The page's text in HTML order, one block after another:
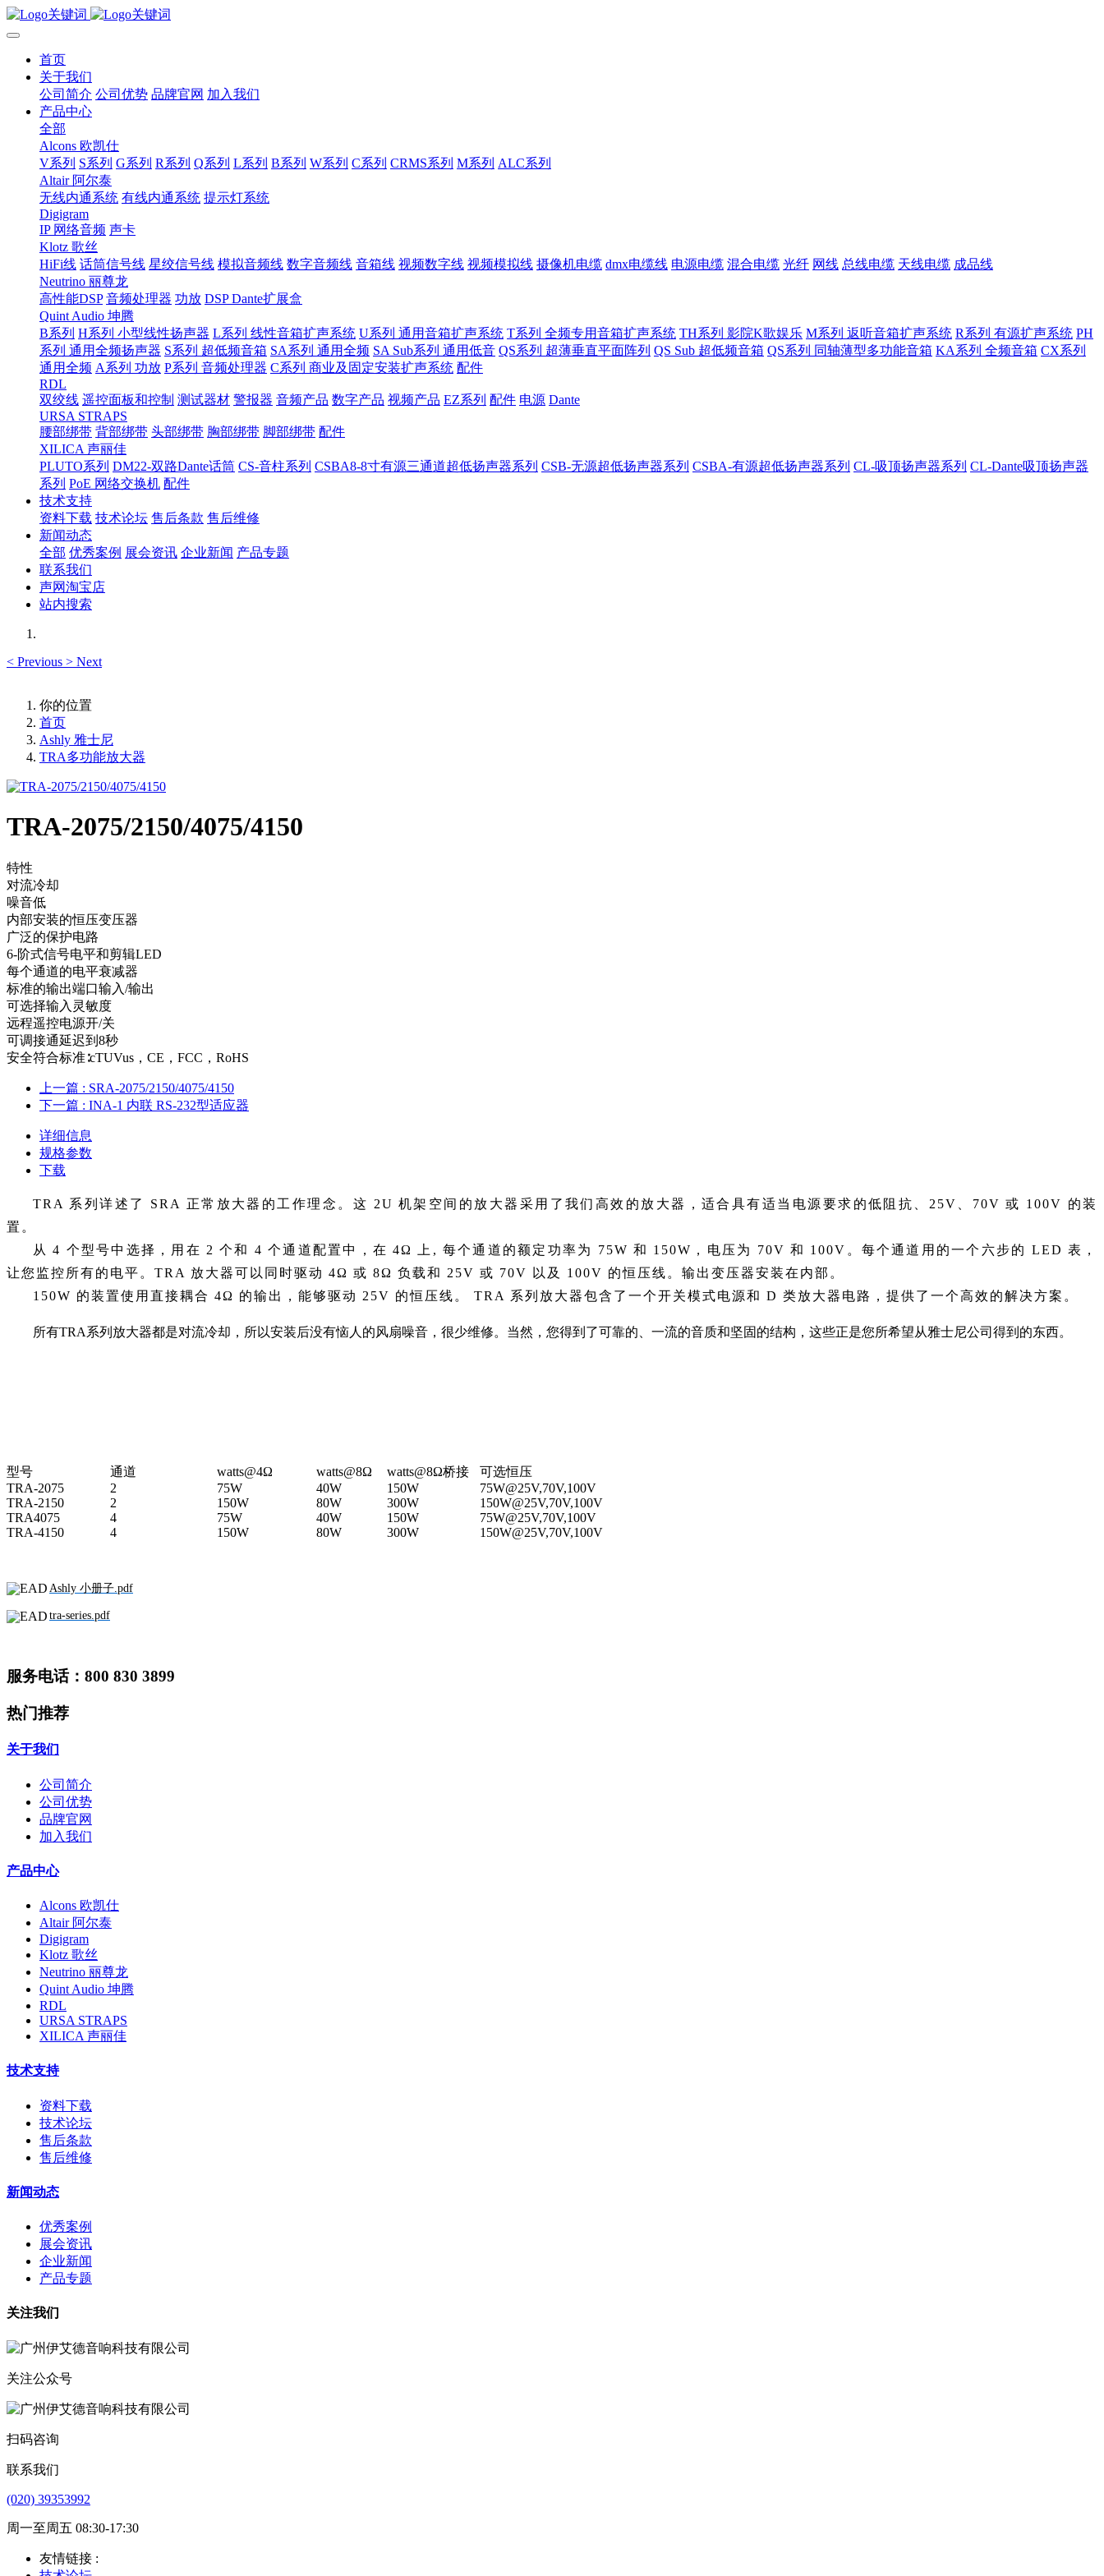
首页
关于我们
公司简介 公司优势 品牌官网 加入我们
产品中心
全部
Alcons 欧凯仕
V系列 S系列 G系列 R系列 Q系列 L系列 B系列 W系列 C系列 CRMS系列 M系列 ALC系列
Altair 阿尔泰
无线内通系统 有线内通系统 提示灯系统
Digigram
IP 网络音频 声卡
Klotz 歌丝
HiFi线 话筒信号线 星绞信号线 模拟音频线 数字音频线 音箱线 视频数字线 视频模拟线 摄像机电缆 dmx电缆线 电源电缆 混合电缆 光纤 网线 总线电缆 天线电缆 成品线
Neutrino 丽尊龙
高性能DSP 音频处理器 功放 DSP Dante扩展盒
Quint Audio 坤腾
B系列 H系列 小型线性扬声器 L系列 线性音箱扩声系统 U系列 通用音箱扩声系统 T系列 全频专用音箱扩声系统 TH系列 影院K歌娱乐 M系列 返听音箱扩声系统 R系列 有源扩声系统 PH
系列 通用全频扬声器 S系列 超低频音箱 SA系列 通用全频 SA Sub系列 通用低音 QS系列 超薄垂直平面阵列 QS Sub 超低频音箱 QS系列 同轴薄型多功能音箱 KA系列 全频音箱 CX系列
通用全频 A系列 功放 P系列 音频处理器 C系列 商业及固定安装扩声系统 配件
RDL
双绞线 遥控面板和控制 测试器材 警报器 音频产品 数字产品 视频产品 EZ系列 配件 电源 Dante
URSA STRAPS
腰部绑带 背部绑带 头部绑带 胸部绑带 脚部绑带 配件
XILICA 声丽佳
PLUTO系列 DM22-双路Dante话筒 CS-音柱系列 CSBA8-8寸有源三通道超低扬声器系列 CSB-无源超低扬声器系列 CSBA-有源超低扬声器系列 CL-吸顶扬声器系列 CL-Dante吸顶扬声器
系列 PoE 网络交换机 配件
技术支持
资料下载 技术论坛 售后条款 售后维修
新闻动态
全部 优秀案例 展会资讯 企业新闻 产品专题
联系我们
声网淘宝店
站内搜索
< Previous > Next
你的位置
首页
Ashly 雅士尼
TRA多功能放大器
TRA-2075/2150/4075/4150
特性
对流冷却
噪音低
内部安装的恒压变压器
广泛的保护电路
6-阶式信号电平和剪辑LED
每个通道的电平衰减器
标准的输出端口输入/输出
可选择输入灵敏度
远程遥控电源开/关
可调接通延迟到8秒
安全符合标准∶cTUVus，CE，FCC，RoHS
上一篇 : SRA-2075/2150/4075/4150
下一篇 : INA-1 内联 RS-232型适应器
详细信息
规格参数
下载
TRA 系列详述了 SRA 正常放大器的工作理念。这 2U 机架空间的放大器采用了我们高效的放大器，适合具有适当电源要求的低阻抗、25V、70V 或 100V 的装
置。
从 4 个型号中选择，用在 2 个和 4 个通道配置中，在 4Ω 上, 每个通道的额定功率为 75W 和 150W，电压为 70V 和 100V。每个通道用的一个六步的 LED 表，
让您监控所有的电平。TRA 放大器可以同时驱动 4Ω 或 8Ω 负载和 25V 或 70V 以及 100V 的恒压线。输出变压器安装在内部。
150W 的装置使用直接耦合 4Ω 的输出，能够驱动 25V 的恒压线。 TRA 系列放大器包含了一个开关模式电源和 D 类放大器电路，提供了一个高效的解决方案。
所有TRA系列放大器都是对流冷却，所以安装后没有恼人的风扇噪音，很少维修。当然，您得到了可靠的、一流的音质和坚固的结构，这些正是您所希望从雅士尼公司得到的东西。
型号 通道 watts@4Ω watts@8Ω watts@8Ω桥接
可选恒压
TRA-2075
2 75W 40W 150W
75W@25V,70V,100V
TRA-2150
2 150W 80W 300W
150W@25V,70V,100V
TRA4075
4 75W 40W 150W
75W@25V,70V,100V
TRA-4150
4 150W 80W 300W 150W@25V,70V,100V
Ashly 小册子.pdf
tra-series.pdf
服务电话：800 830 3899
热门推荐
关于我们
公司简介
公司优势
品牌官网
加入我们
产品中心
Alcons 欧凯仕
Altair 阿尔泰
Digigram
Klotz 歌丝
Neutrino 丽尊龙
Quint Audio 坤腾
RDL
URSA STRAPS
XILICA 声丽佳
技术支持
资料下载
技术论坛
售后条款
售后维修
新闻动态
优秀案例
展会资讯
企业新闻
产品专题
关注我们
关注公众号
扫码咨询
联系我们
(020) 39353992
周一至周五 08:30-17:30
友情链接 :